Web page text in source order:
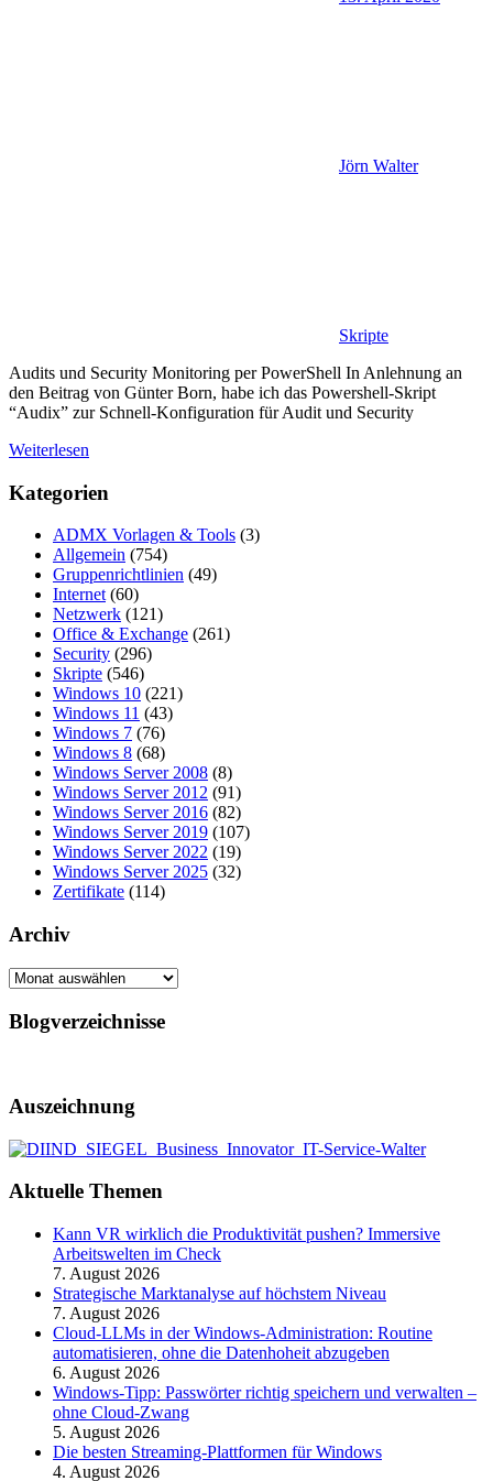
Jörn Walter
Skripte
Audits und Security Monitoring per PowerShell In Anlehnung an
den Beitrag von Günter Born, habe ich das Powershell-Skript
“Audix” zur Schnell-Konfiguration für Audit und Security
Weiterlesen
Kategorien
ADMX Vorlagen & Tools (3)
Allgemein (754)
Gruppenrichtlinien (49)
Internet(60)
Netzwerk (121)
Office & Exchange (261)
Security (296)
Skripte (546)
Windows 10 (221)
Windows 11 (43)
Windows 7 (76)
Windows 8 (68)
Windows Server 2008 (8)
Windows Server 2012 (91)
Windows Server 2016 (82)
Windows Server 2019 (107)
Windows Server 2022 (19)
Windows Server 2025 (32)
Zertifikate (114)
Archiv
Archiv
Blogverzeichnisse
Auszeichnung
Aktuelle Themen
Kann VR wirklich die Produktivität pushen? Immersive
Arbeitswelten im Check
7. August 2026
Strategische Marktanalyse auf höchstem Niveau
7. August 2026
Cloud-LLMs in der Windows-Administration: Routine
automatisieren, ohne die Datenhoheit abzugeben
6. August 2026
Windows-Tipp: Passwörter richtig speichern und verwalten –
ohne Cloud-Zwang
5. August 2026
Die besten Streaming-Plattformen für Windows
4. August 2026